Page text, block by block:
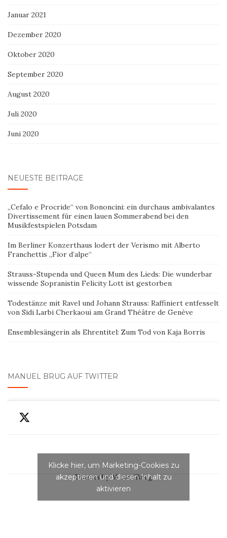
Januar 2021
Dezember 2020
Oktober 2020
September 2020
August 2020
Juli 2020
Juni 2020
NEUESTE BEITRÄGE
„Cefalo e Procride“ von Bononcini: ein durchaus ambivalantes
Divertissement für einen lauen Sommerabend bei den
Musikfestspielen Potsdam
Im Berliner Konzerthaus lodert der Verismo mit Alberto
Franchettis „Fior d’alpe“
Strauss-Stupenda und Queen Mum des Lieds: Die wunderbar
wissende Sopranistin Felicity Lott ist gestorben
Todestänze mit Ravel und Johann Strauss: Raffiniert entfesselt
von Sidi Larbi Cherkaoui am Grand Théâtre de Genève
Ensemblesängerin als Ehrentitel: Zum Tod von Kaja Borris
MANUEL BRUG AUF TWITTER
Tweets by ManuelBrug
Klicke hier, um Marketing-Cookies zu
akzeptieren und diesen Inhalt zu
aktivieren